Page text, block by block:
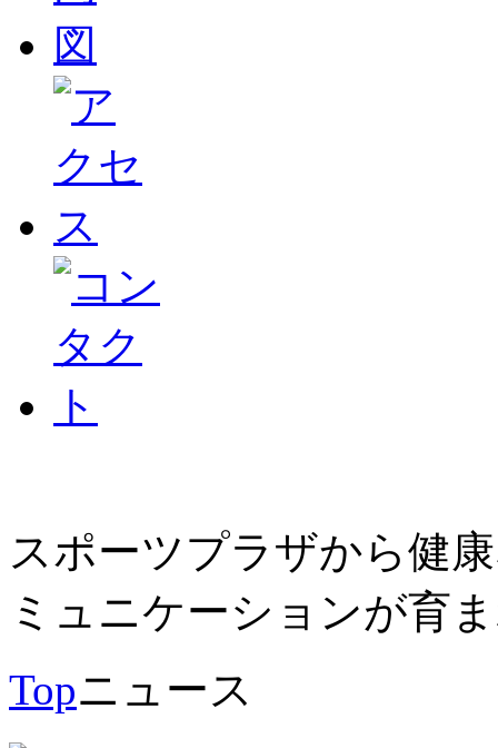
スポーツプラザから健
ミュニケーションが育
Topニュース